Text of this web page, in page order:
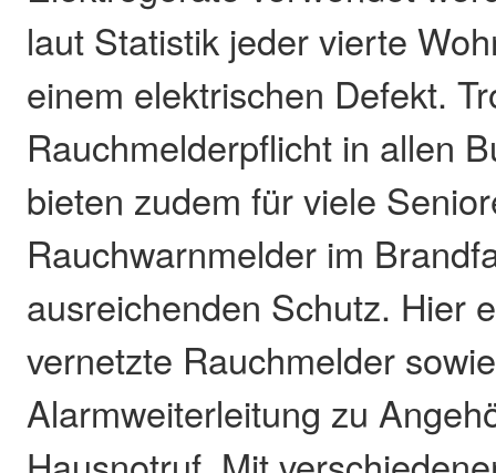
laut Statistik jeder vierte
einem elektrischen Defekt.
Rauchmelderpflicht in allen
bieten zudem für viele
Rauchwarnmelder im
ausreichenden Schutz. Hier
vernetzte Rauchmelder
Alarmweiterleitung zu